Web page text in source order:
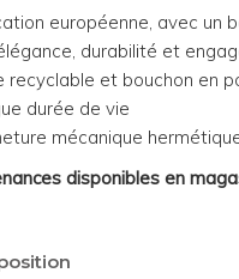
européenne, avec un
durabilité et
recyclable et bouchon en
durée de vie
mécanique
disponibles en